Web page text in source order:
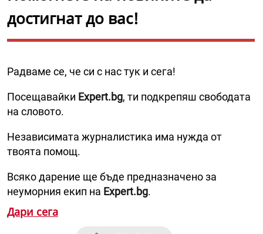
достигнат до вас!
Радваме се, че си с нас тук и сега!
Посещавайки Expert.bg, ти подкрепяш свободата
на словото.
Независимата журналистика има нужда от
твоята помощ.
Всяко дарение ще бъде предназначено за
неуморния екип на Expert.bg.
Дари сега